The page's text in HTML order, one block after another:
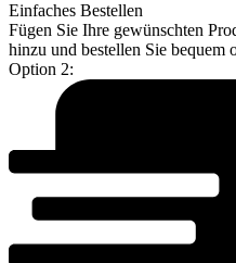
Einfaches Bestellen
Fügen Sie Ihre gewünschten
hinzu und bestellen Sie bequem
Option 2: